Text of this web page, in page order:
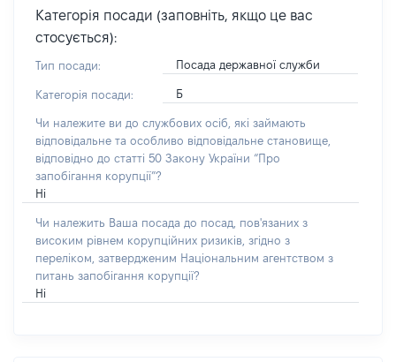
Категорія посади (заповніть, якщо це вас
стосується):
Тип посади: Посада державної служби
Категорія посади: Б
Чи належите ви до службових осіб, які займають
відповідальне та особливо відповідальне становище,
відповідно до статті 50 Закону України “Про
запобігання корупції”?
Ні
Чи належить Ваша посада до посад, пов'язаних з
високим рівнем корупційних ризиків, згідно з
переліком, затвердженим Національним агентством з
питань запобігання корупції?
Ні